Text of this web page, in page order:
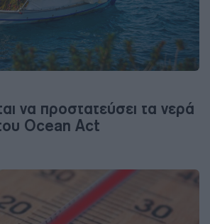
να προστατεύσει τα νερά
Ocean Act